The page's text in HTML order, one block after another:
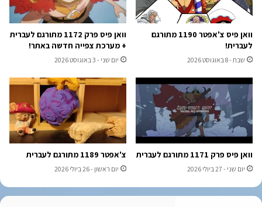
וואן פיס צ'אפטר 1190 מתורגם
לעברית!
שבת - 8 באוגוסט 2026
וואן פיס פרק 1172 מתורגם לעברית
+ מערכת צפייה חדשה באתר!
יום שני - 3 באוגוסט 2026
וואן פיס פרק 1171 מתורגם לעברית
יום שני - 27 ביולי 2026
צ'אפטר 1189 מתורגם לעברית
יום ראשון - 26 ביולי 2026